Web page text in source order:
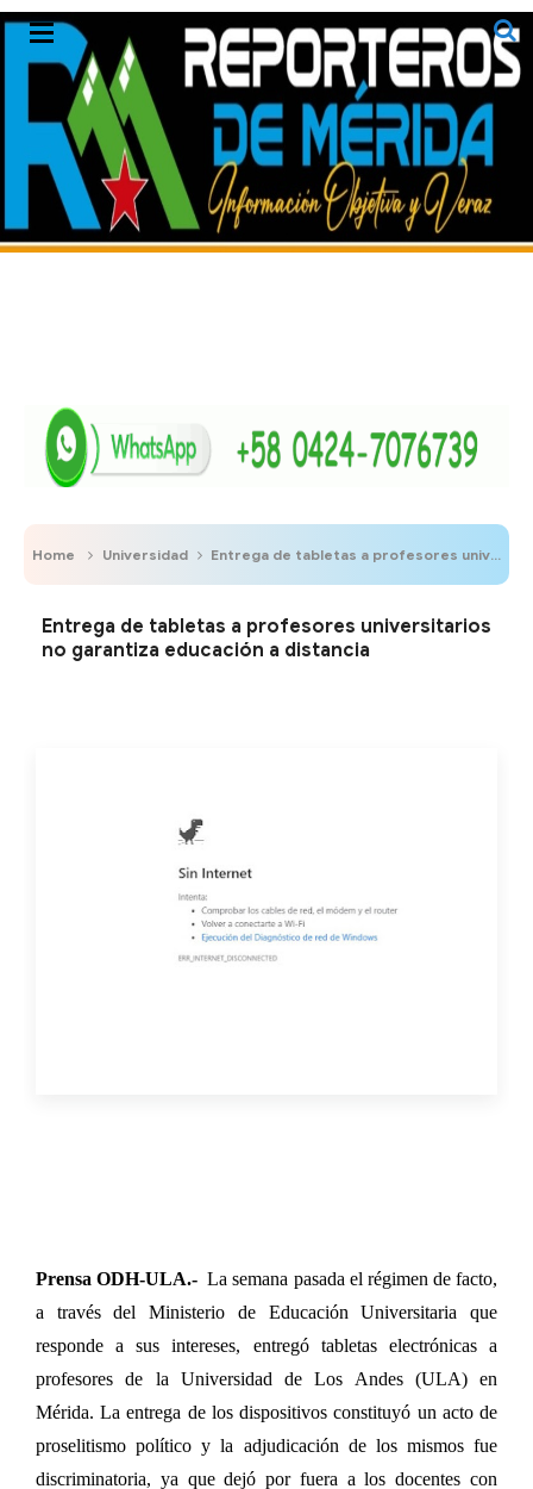
Home Universidad Entrega de tabletas a profesores universitarios no garantiza educación a distancia
Entrega de tabletas a profesores universitarios
no garantiza educación a distancia
Prensa ODH-ULA.- La semana pasada el régimen de facto,
a través del Ministerio de Educación Universitaria que
responde a sus intereses, entregó tabletas electrónicas a
profesores de la Universidad de Los Andes (ULA) en
Mérida. La entrega de los dispositivos constituyó un acto de
proselitismo político y la adjudicación de los mismos fue
discriminatoria, ya que dejó por fuera a los docentes con